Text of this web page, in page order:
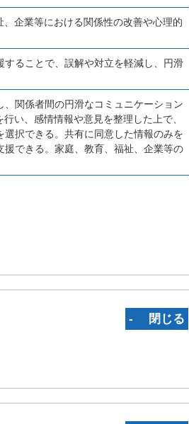
企業等における関係性の改善や心理的
ることで、誤解や対立を軽減し、円滑
関係者間の円滑なコミュニケーション
い、感情情報や意見を整理した上で、
択できる。共有に同意した情報のみを
できる。家庭、教育、福祉、企業等の
‐ 閉じる